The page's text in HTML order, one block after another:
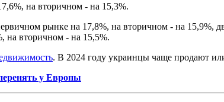
на вторичном - на 15,3%.
рынке на 17,8%, на вторичном - на 15,9%,
на вторичном - на 15,5%.
. В 2024 году украинцы чаще продают
у Европы